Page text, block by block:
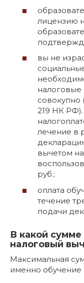
лицензию
вы не
налоговые
совокупно
219 НК РФ).
лечение в
вычетом
руб.;
оплата
течение
подачи
В какой
налоговый
Максимальная
именно обучение